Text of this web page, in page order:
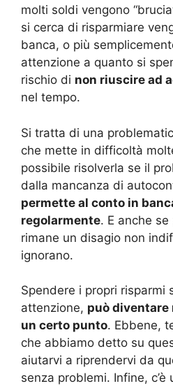
molti soldi vengono
si cerca di risparmiare
banca, o più
attenzione a quanto si
rischio di non riuscire ad
nel tempo.
Si tratta di una
che mette in difficoltà
possibile risolverla se il
dalla mancanza di
permette al conto in
regolarmente. E anche
rimane un disagio non
ignorano.
Spendere i propri risparmi
attenzione, può diventare
un certo punto. Ebbene,
che abbiamo detto su
aiutarvi a riprendervi da
senza problemi. Infine,